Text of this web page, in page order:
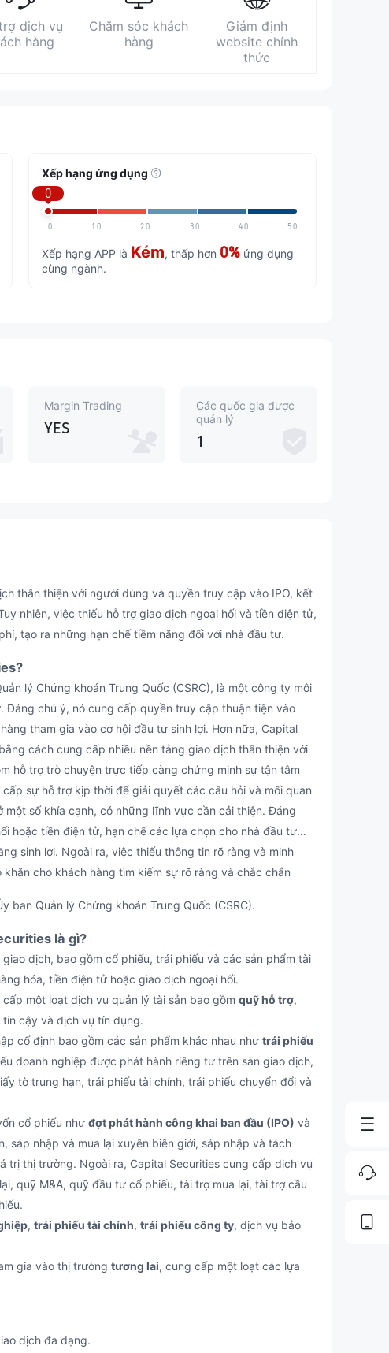
dịch vụ
hàng
Chăm sóc khách
hàng
Giám định
website chính
thức
Xếp hạng ứng dụng
0
0 1.0 2.0 3.0 4.0 5.0
Xếp hạng APP là Kém, thấp hơn 0% ứng dụng
cùng ngành.
Margin Trading
YES
Các quốc gia được
quản lý
1
thân thiện với người dùng và quyền truy cập vào IPO, kết
nhiên, việc thiếu hỗ trợ giao dịch ngoại hối và tiền điện tử,
tạo ra những hạn chế tiềm năng đối với nhà đầu tư.
lý Chứng khoán Trung Quốc (CSRC), là một công ty môi
Đáng chú ý, nó cung cấp quyền truy cập thuận tiện vào
tham gia vào cơ hội đầu tư sinh lợi. Hơn nữa, Capital
cách cung cấp nhiều nền tảng giao dịch thân thiện với
hỗ trợ trò chuyện trực tiếp càng chứng minh sự tận tâm
sự hỗ trợ kịp thời để giải quyết các câu hỏi và mối quan
số khía cạnh, có những lĩnh vực cần cải thiện. Đáng
hoặc tiền điện tử, hạn chế các lựa chọn cho nhà đầu tư
sinh lợi. Ngoài ra, việc thiếu thông tin rõ ràng và minh
cho khách hàng tìm kiếm sự rõ ràng và chắc chắn
Quản lý Chứng khoán Trung Quốc (CSRC).
là gì?
dịch, bao gồm cổ phiếu, trái phiếu và các sản phẩm tài
hóa, tiền điện tử hoặc giao dịch ngoại hối.
một loạt dịch vụ quản lý tài sản bao gồm quỹ hỗ trợ,
cậy và dịch vụ tín dụng.
cố định bao gồm các sản phẩm khác nhau như trái phiếu
doanh nghiệp được phát hành riêng tư trên sàn giao dịch,
tờ trung hạn, trái phiếu tài chính, trái phiếu chuyển đổi và
cổ phiếu như đợt phát hành công khai ban đầu (IPO) và
sáp nhập và mua lại xuyên biên giới, sáp nhập và tách
trị thị trường. Ngoài ra, Capital Securities cung cấp dịch vụ
quỹ M&A, quỹ đầu tư cổ phiếu, tài trợ mua lại, tài trợ cầu
, trái phiếu tài chính, trái phiếu công ty, dịch vụ bảo
gia vào thị trường tương lai, cung cấp một loạt các lựa
dịch đa dạng.